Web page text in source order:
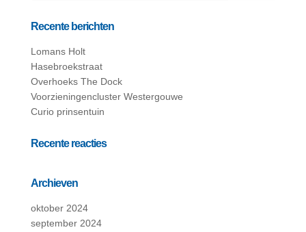
Recente berichten
Lomans Holt
Hasebroekstraat
Overhoeks The Dock
Voorzieningencluster Westergouwe
Curio prinsentuin
Recente reacties
Archieven
oktober 2024
september 2024